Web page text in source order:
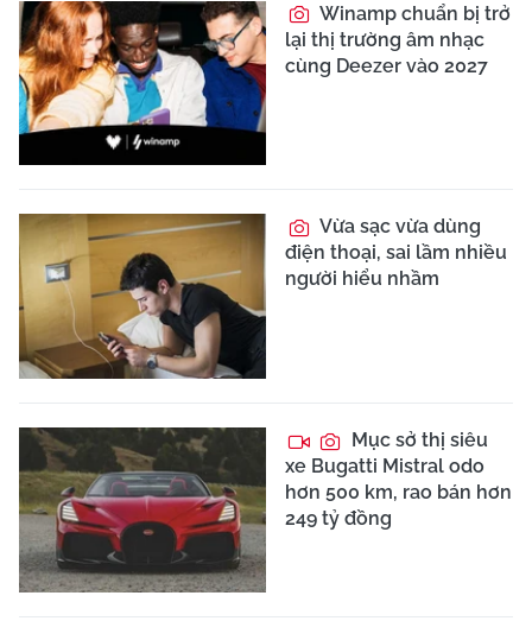
Winamp chuẩn bị trở
lại thị trường âm nhạc
cùng Deezer vào 2027
Vừa sạc vừa dùng
điện thoại, sai lầm nhiều
người hiểu nhầm
Mục sở thị siêu
xe Bugatti Mistral odo
hơn 500 km, rao bán hơn
249 tỷ đồng